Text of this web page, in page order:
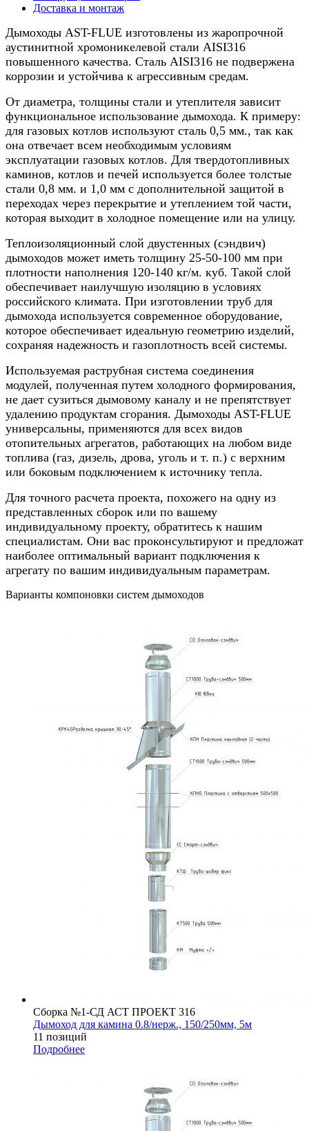
Доставка и монтаж
Дымоходы AST-FLUE изготовлены из жаропрочной
аустинитной хромоникелевой стали AISI316
повышенного качества. Сталь AISI316 не подвержена
коррозии и устойчива к агрессивным средам.
От диаметра, толщины стали и утеплителя зависит
функциональное использование дымохода. К примеру:
для газовых котлов используют сталь 0,5 мм., так как
она отвечает всем необходимым условиям
эксплуатации газовых котлов. Для твердотопливных
каминов, котлов и печей используется более толстые
стали 0,8 мм. и 1,0 мм с дополнительной защитой в
переходах через перекрытие и утеплением той части,
которая выходит в холодное помещение или на улицу.
Теплоизоляционный слой двустенных (сэндвич)
дымоходов может иметь толщину 25-50-100 мм при
плотности наполнения 120-140 кг/м. куб. Такой слой
обеспечивает наилучшую изоляцию в условиях
российского климата. При изготовлении труб для
дымохода используется современное оборудование,
которое обеспечивает идеальную геометрию изделий,
сохраняя надежность и газоплотность всей системы.
Используемая раструбная система соединения
модулей, полученная путем холодного формирования,
не дает сузиться дымовому каналу и не препятствует
удалению продуктам сгорания. Дымоходы AST-FLUE
универсальны, применяются для всех видов
отопительных агрегатов, работающих на любом виде
топлива (газ, дизель, дрова, уголь и т. п.) с верхним
или боковым подключением к источнику тепла.
Для точного расчета проекта, похожего на одну из
представленных сборок или по вашему
индивидуальному проекту, обратитесь к нашим
специалистам. Они вас проконсультируют и предложат
наиболее оптимальный вариант подключения к
агрегату по вашим индивидуальным параметрам.
Варианты компоновки систем дымоходов
Сборка №1-СД АСТ ПРОЕКТ 316
Дымоход для камина 0.8/нерж., 150/250мм, 5м
11 позиций
Подробнее